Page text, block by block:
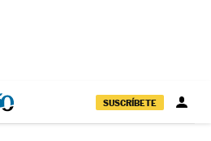
SUSCRÍBETE